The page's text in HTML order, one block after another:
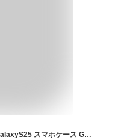
Galaxy S25 S26 Ultra ケース 手帳型 GalaxyS25 スマホケース Galaxy A25 5G SCG33 SC-53F 手帳型ケース 財布 カードケース ギャラクシーS25 コインケース おしゃれ スタンド付き ストラップ付き ショルダー タイプ 長さ調整可能 金具 カード 現金 イヤホン収納 肩掛け 5色